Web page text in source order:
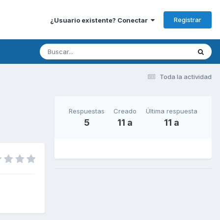
¿Usuario existente? Conectar Registrar
Toda la actividad
Respuestas
5
Creado
11 a
Última respuesta
11 a